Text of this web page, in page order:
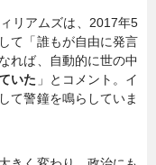
スキル
リアムズは、2017年5
て「誰もが自由に発言
れば、自動的に世の中
いた 」とコメント。イ
て警鐘を鳴らしていま